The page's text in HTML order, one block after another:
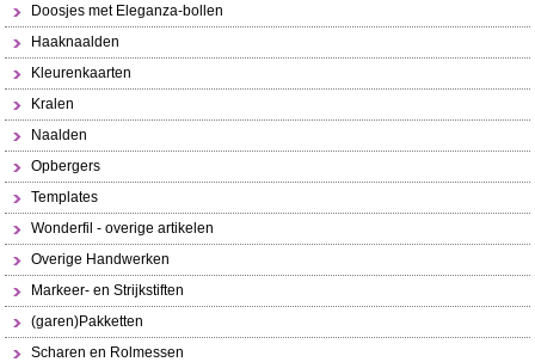
Doosjes met Eleganza-bollen
Haaknaalden
Kleurenkaarten
Kralen
Naalden
Opbergers
Templates
Wonderfil - overige artikelen
Overige Handwerken
Markeer- en Strijkstiften
(garen)Pakketten
Scharen en Rolmessen